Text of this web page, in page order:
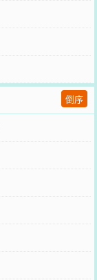
倒序